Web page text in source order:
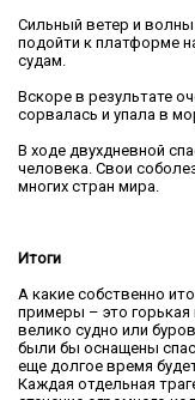
Сильный ветер и
подойти к платформе
судам.
Вскоре в результате
сорвалась и упала в
В ходе двухдневной
человека. Свои
многих стран мира.
Итоги
А какие собственно
примеры – это горькая
велико судно или
были бы оснащены
еще долгое время
Каждая отдельная